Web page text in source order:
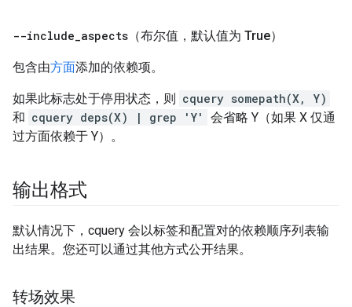
--include_aspects （布尔值，默认值为 True）
包含由方面添加的依赖项。
如果此标志处于停用状态，则 cquery somepath(X, Y)
和 cquery deps(X) | grep 'Y'
会省略 Y（如果 X 仅通
过方面依赖于 Y）。
输出格式
默认情况下，cquery 会以标签和配置对的依赖顺序列表输
出结果。您还可以通过其他方式公开结果。
转场效果